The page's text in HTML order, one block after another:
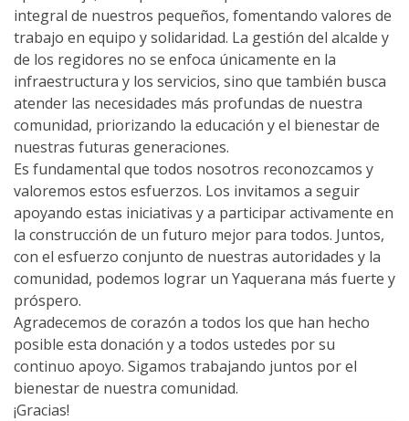
integral de nuestros pequeños, fomentando valores de
trabajo en equipo y solidaridad. La gestión del alcalde y
de los regidores no se enfoca únicamente en la
infraestructura y los servicios, sino que también busca
atender las necesidades más profundas de nuestra
comunidad, priorizando la educación y el bienestar de
nuestras futuras generaciones.
Es fundamental que todos nosotros reconozcamos y
valoremos estos esfuerzos. Los invitamos a seguir
apoyando estas iniciativas y a participar activamente en
la construcción de un futuro mejor para todos. Juntos,
con el esfuerzo conjunto de nuestras autoridades y la
comunidad, podemos lograr un Yaquerana más fuerte y
próspero.
Agradecemos de corazón a todos los que han hecho
posible esta donación y a todos ustedes por su
continuo apoyo. Sigamos trabajando juntos por el
bienestar de nuestra comunidad.
¡Gracias!